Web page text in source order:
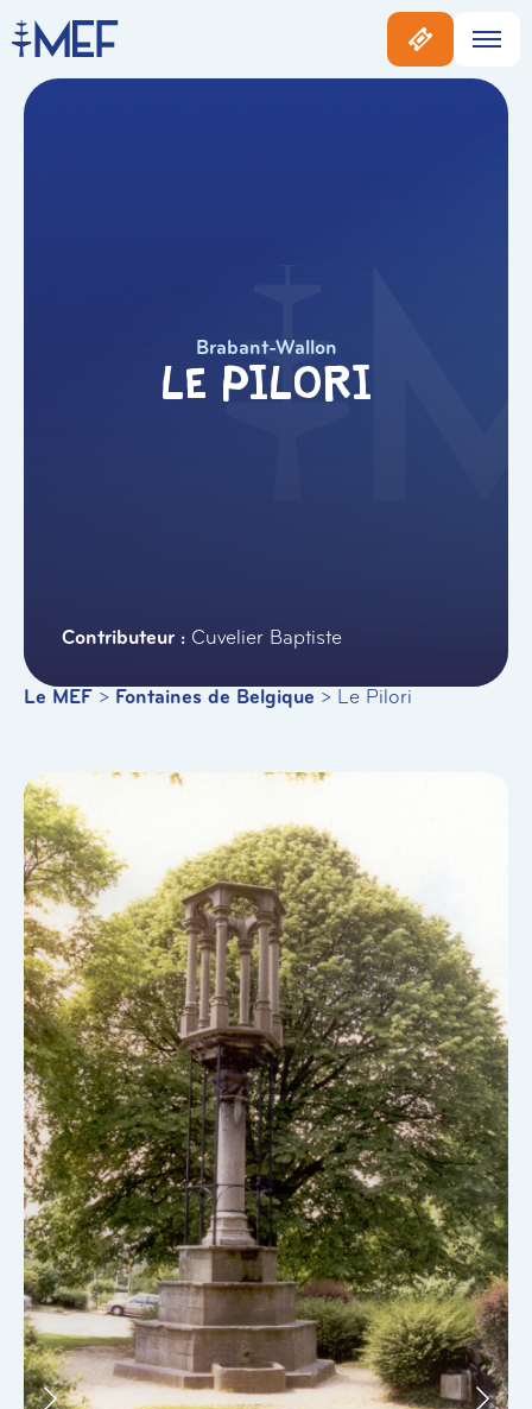
Brabant-Wallon
Le Pilori
Cuvelier Baptiste
Le MEF > Fontaines de Belgique > Le Pilori